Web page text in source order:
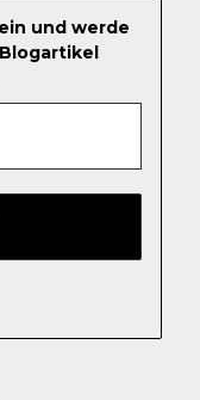
und werde